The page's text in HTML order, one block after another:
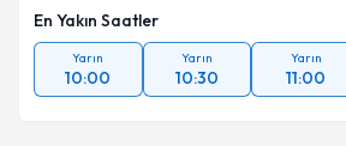
En Yakın Saatler
Yarın
10:00
Yarın
10:30
Yarın
11:00